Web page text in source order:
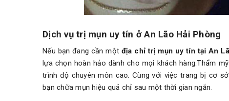
Dịch vụ trị mụn uy tín ở An Lão Hải Phòng
Nếu bạn đang cần một địa chỉ trị mụn uy tín tại An
lựa chọn hoàn hảo dành cho mọi khách hàng.Thẩm
trình độ chuyên môn cao. Cùng với việc trang bị cơ
bạn chữa mụn hiệu quả chỉ sau một thời gian ngắn.